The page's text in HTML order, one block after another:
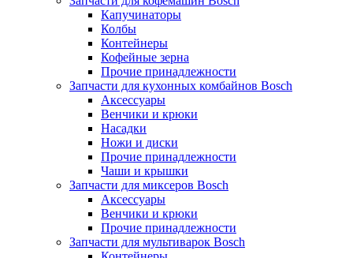
Капучинаторы
Колбы
Контейнеры
Кофейные зерна
Прочие принадлежности
Запчасти для кухонных комбайнов Bosch
Аксессуары
Венчики и крюки
Насадки
Ножи и диски
Прочие принадлежности
Чаши и крышки
Запчасти для миксеров Bosch
Аксессуары
Венчики и крюки
Прочие принадлежности
Запчасти для мультиварок Bosch